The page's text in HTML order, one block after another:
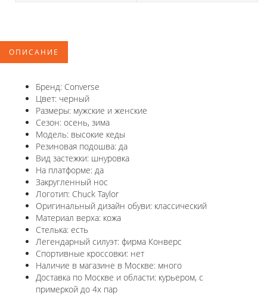
ОПИСАНИЕ
Бренд: Converse
Цвет: черный
Размеры: мужские и женские
Сезон: осень, зима
Модель: высокие кеды
Резиновая подошва: да
Вид застежки: шнуровка
На платформе: да
Закругленный нос
Логотип: Chuck Taylor
Оригинальный дизайн обуви: классический
Материал верха: кожа
Стелька: есть
Легендарный силуэт: фирма Конверс
Спортивные кроссовки: нет
Наличие в магазине в Москве: много
Доставка по Москве и области: курьером, с
примеркой до 4х пар